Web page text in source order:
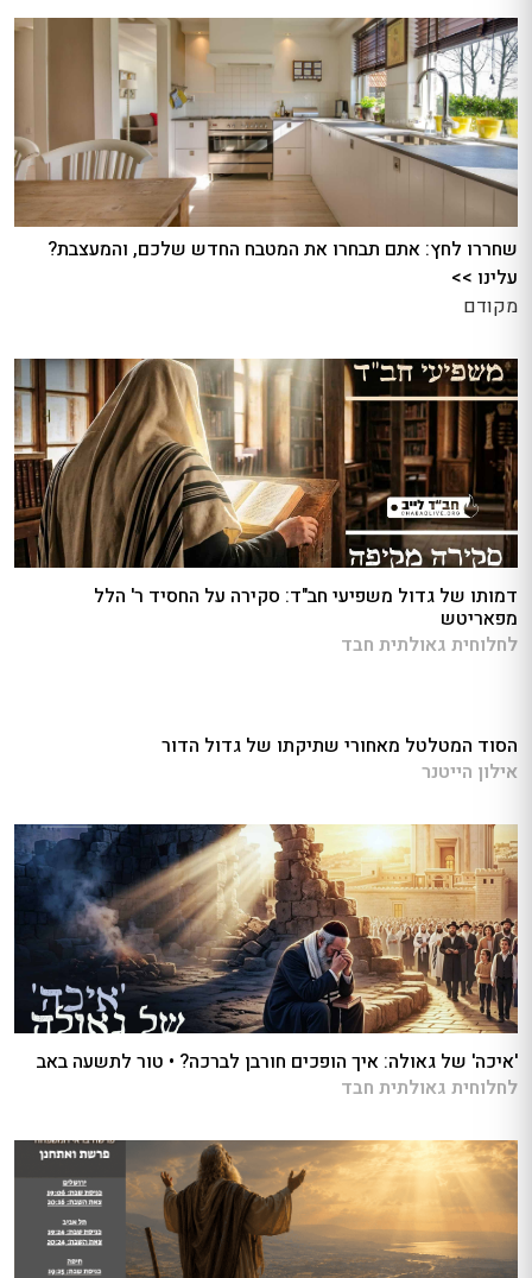
שחררו לחץ: אתם תבחרו את המטבח החדש שלכם, והמעצבת?
עלינו >>
מקודם
דמותו של גדול משפיעי חב"ד: סקירה על החסיד ר' הלל
מפאריטש
לחלוחית גאולתית חבד
הסוד המטלטל מאחורי שתיקתו של גדול הדור
אילון הייטנר
'איכה' של גאולה: איך הופכים חורבן לברכה? • טור לתשעה באב
לחלוחית גאולתית חבד